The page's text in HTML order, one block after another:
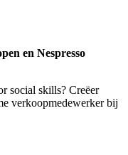
en Nespresso
social skills? Creëer
verkoopmedewerker bij